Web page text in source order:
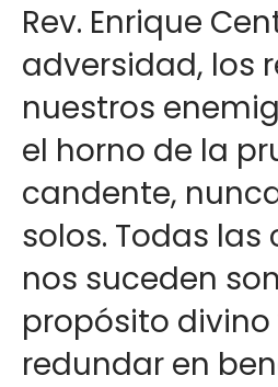
Rev. Enrique
adversidad, los
nuestros
el horno de la
candente,
solos. Todas las
nos suceden
propósito divino
redundar en